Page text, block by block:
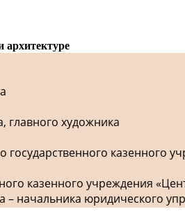
архитектуре
главного художника
государственного
казенного учреждения
– начальника юридического